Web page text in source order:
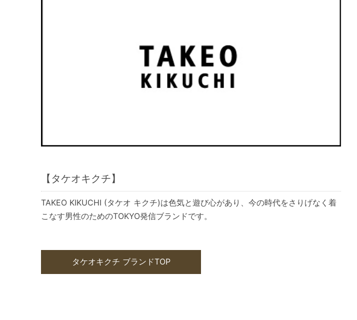
【タケオキクチ】
TAKEO KIKUCHI (タケオ キクチ)は色気と遊び心があり、今の時代をさりげなく着
こなす男性のためのTOKYO発信ブランドです。
タケオキクチ ブランドTOP